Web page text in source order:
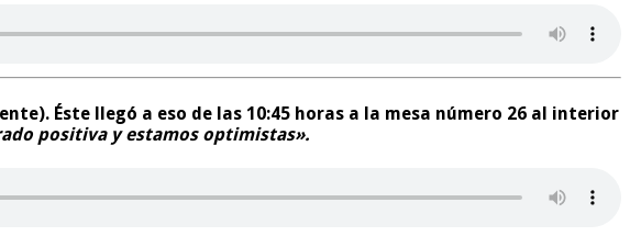
Éste llegó a eso de las 10:45 horas a la mesa número 26 al interior
positiva y estamos optimistas».